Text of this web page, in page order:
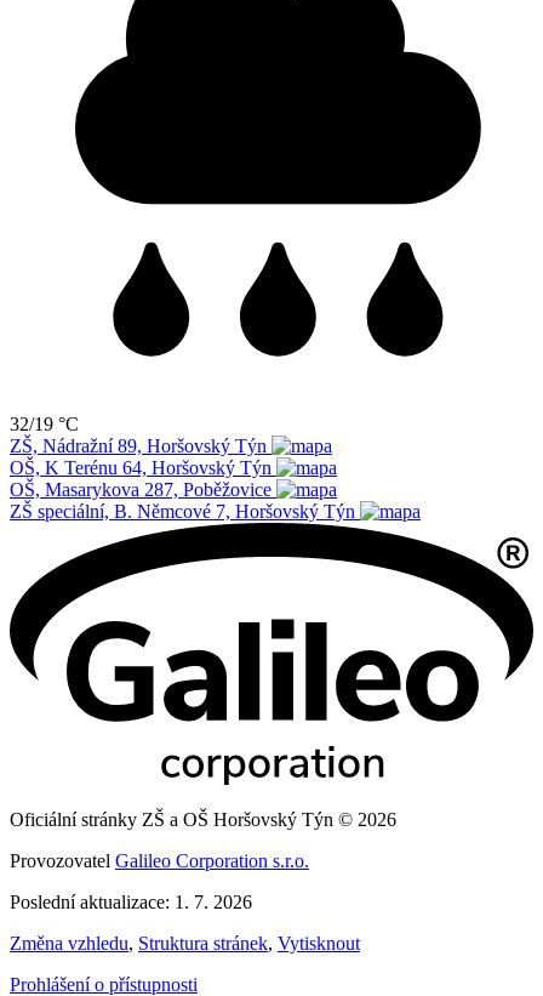
32/19 °C
ZŠ, Nádražní 89, Horšovský Týn
OŠ, K Terénu 64, Horšovský Týn
OŠ, Masarykova 287, Poběžovice
ZŠ speciální, B. Němcové 7, Horšovský Týn
Oficiální stránky ZŠ a OŠ Horšovský Týn © 2026
Provozovatel Galileo Corporation s.r.o.
Poslední aktualizace: 1. 7. 2026
Změna vzhledu, Struktura stránek, Vytisknout
Prohlášení o přístupnosti